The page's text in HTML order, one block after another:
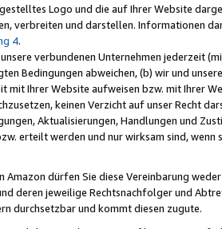
Logo und die auf Ihrer Website
verbreiten und darstellen. Informationen
4.
verbundenen Unternehmen jederzeit
Bedingungen abweichen, (b) wir und
Ihrer Website aufweisen bzw. mit Ihrer
keinen Verzicht auf unser Recht
Aktualisierungen, Handlungen und
erteilt werden und nur wirksam sind,
dürfen Sie diese Vereinbarung
deren jeweilige Rechtsnachfolger und
durchsetzbar und kommt diesen zugute.